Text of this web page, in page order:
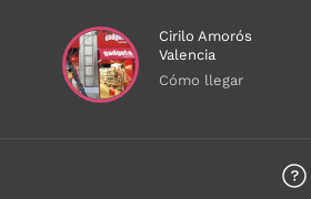
Cirilo Amorós
Valencia
Cómo llegar